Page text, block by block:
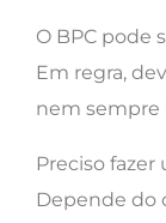
O BPC pode
Em regra,
nem sempre
Preciso
Depende do